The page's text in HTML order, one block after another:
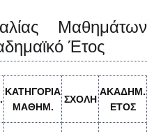
Μαθημάτων
Έτος
ΚΑΤΗΓΟΡΙΑ
ΜΑΘΗΜ.
ΣΧΟΛΗ
ΑΚΑΔΗΜ.
ΕΤΟΣ